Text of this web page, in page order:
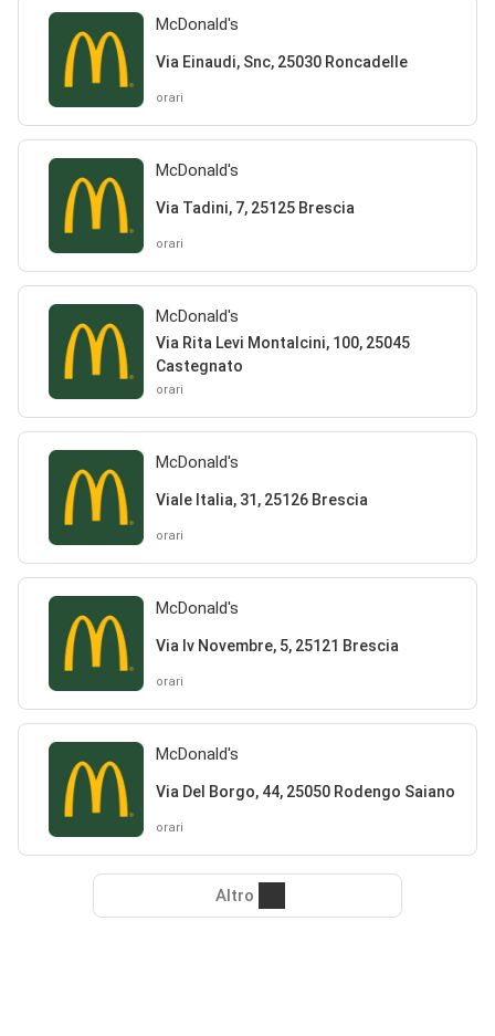
McDonald's
Via Einaudi, Snc, 25030 Roncadelle
orari
McDonald's
Via Tadini, 7, 25125 Brescia
orari
McDonald's
Via Rita Levi Montalcini, 100, 25045
Castegnato
orari
McDonald's
Viale Italia, 31, 25126 Brescia
orari
McDonald's
Via Iv Novembre, 5, 25121 Brescia
orari
McDonald's
Via Del Borgo, 44, 25050 Rodengo Saiano
orari
Altro